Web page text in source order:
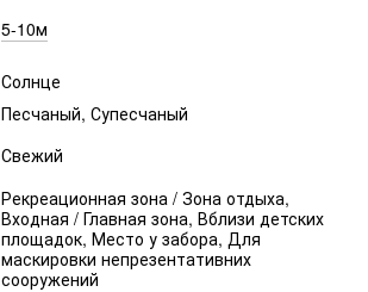
5-10м
Солнце
Песчаный, Супесчаный
Свежий
Рекреационная зона / Зона отдыха,
Входная / Главная зона, Вблизи детских
площадок, Место у забора, Для
маскировки непрезентативних
сооружений